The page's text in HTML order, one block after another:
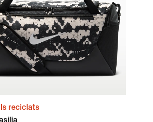
reciclats